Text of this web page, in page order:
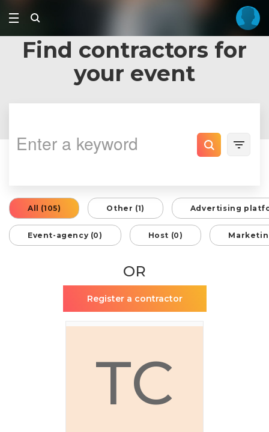
Find contractors for
your event
All (105) Other (1) Advertising
Event-agency (0) Host (0)
OR
Register a contractor
TC